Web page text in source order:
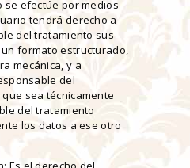
se efectúe por medios
tendrá derecho a
del tratamiento sus
formato estructurado,
mecánica, y a
del
sea técnicamente
del tratamiento
los datos a ese otro